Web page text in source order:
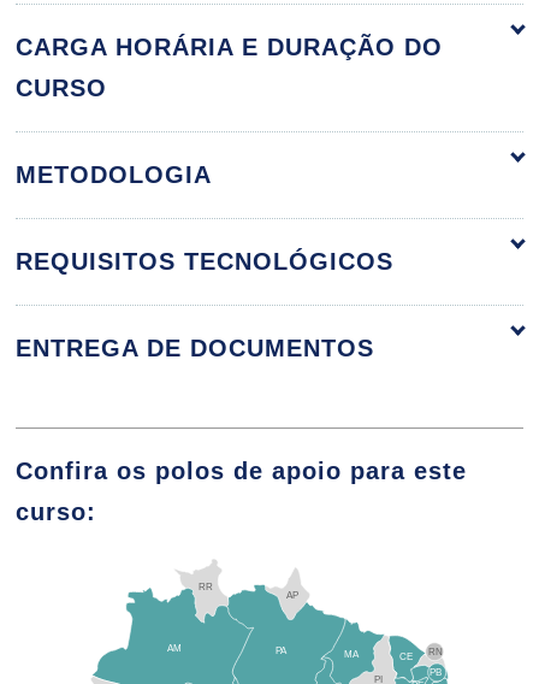
Qualidade
Introdução à Gestão de Obras
Provisórias e Locação de Obra
CARGA HORÁRIA E DURAÇÃO DO
CURSO
METODOLOGIA
REQUISITOS TECNOLÓGICOS
ENTREGA DE DOCUMENTOS
Confira os polos de apoio para este
curso:
RN
CE
PI
MA
AP
PA
RR
AM
PB